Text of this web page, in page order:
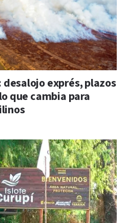
exprés, plazos
que cambia para